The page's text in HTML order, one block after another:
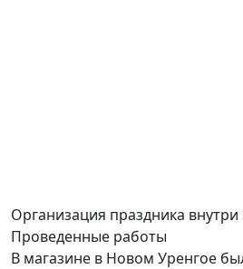
Организация праздника внутри
Проведенные работы
В магазине в Новом Уренгое